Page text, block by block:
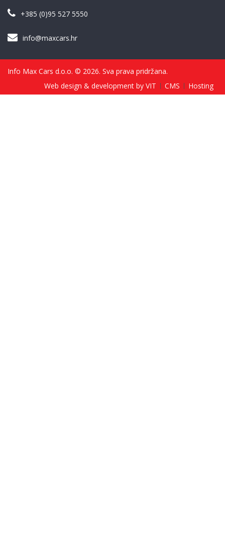
+385 (0)95 527 5550
info@maxcars.hr
Info Max Cars d.o.o. © 2026. Sva prava pridržana.
Web design & development by VIT
CMS Hosting